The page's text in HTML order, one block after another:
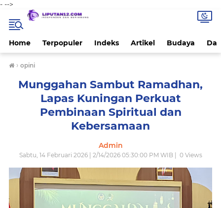
- -->
Home Terpopuler Indeks Artikel Budaya
› opini
Munggahan Sambut Ramadhan,
Lapas Kuningan Perkuat
Pembinaan Spiritual dan
Kebersamaan
Admin
Sabtu, 14 Februari 2026 | 2/14/2026 05:30:00 PM WIB | 0Views